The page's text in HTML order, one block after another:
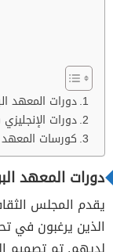
دورات المعهد
دورات
كورسات
دورات المعهد
يقدم المجلس
الذين يرغبون في